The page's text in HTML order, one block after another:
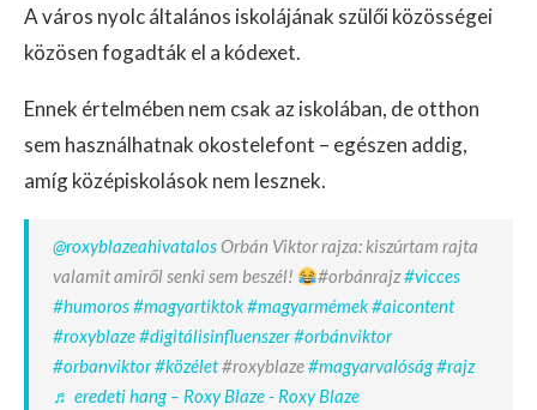
A város nyolc általános iskolájának szülői közösségei
közösen fogadták el a kódexet.
Ennek értelmében nem csak az iskolában, de otthon
sem használhatnak okostelefont – egészen addig,
amíg középiskolások nem lesznek.
@roxyblazeahivatalosOrbán Viktor rajza: kiszúrtam rajta
valamit amiről senki sem beszél!
#orbánrajz#vicces
#humoros#magyartiktok#magyarmémek#aicontent
#roxyblaze#digitálisinfluenszer#orbánviktor
#orbanviktor#közélet#roxyblaze#magyarvalóság#rajz
♬ eredeti hang – Roxy Blaze - Roxy Blaze